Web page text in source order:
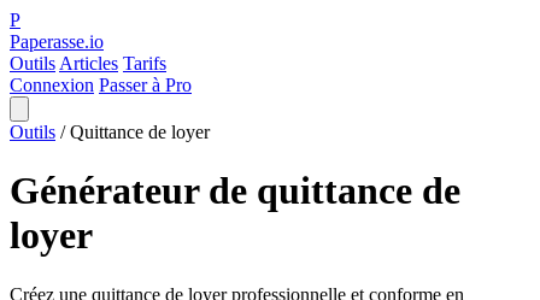
P
Paperasse.io
Outils Articles Tarifs
Connexion Passer à Pro
Outils / Quittance de loyer
Générateur de quittance de
loyer
Créez une quittance de loyer professionnelle et conforme en